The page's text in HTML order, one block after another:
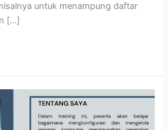
untuk menampung daftar
[…]